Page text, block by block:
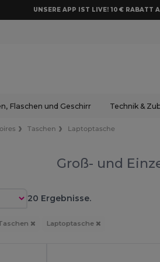
UNSERE APP IST LIVE! 10 € RABATT
Flaschen und Geschirr Technik &
Taschen Laptoptasche
Groß- und
20 Ergebnisse.
Laptoptasche